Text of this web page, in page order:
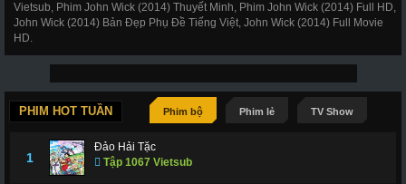
Vietsub, Phim John Wick (2014) Thuyết Minh, Phim John Wick (2014) Full HD,
John Wick (2014) Bản Đẹp Phụ Đề Tiếng Việt, John Wick (2014) Full Movie
HD.
PHIM HOT TUẦN Phim bộ Phim lẻ TV Show
1
Đảo Hải Tặc
Tập 1067 Vietsub